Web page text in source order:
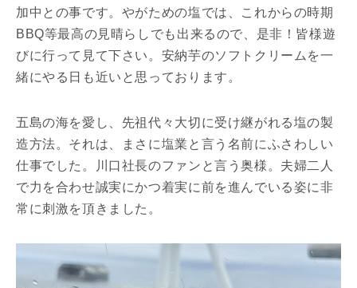
加中との事です。やがための塩では、これからの時期
BBQ等最高の見晴らしでも出来るので、是非！皆様遊
びに行って見て下さい。安納芋のソフトクリームを一
緒にやる日も近いと思っております。
五島の海を愛し、先祖代々大切に受け継がれる塩の製
造方法。それは、まさに塩業と言う名前にふさわしい
仕事でした。川口社長のファンと言う奥様。夫婦二人
で力を合わせ誠実にかつ着実に前を進んでいる姿に非
常に刺激を頂きました。